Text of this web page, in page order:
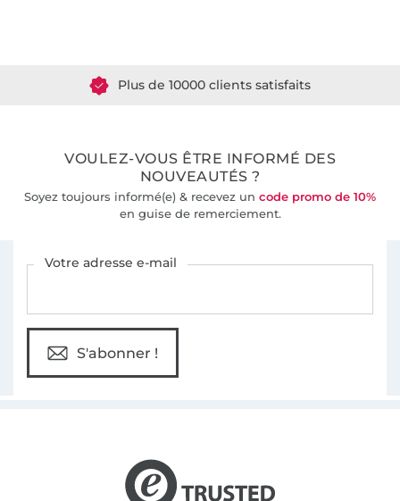
36 ans d'expérience
VOULEZ-VOUS ÊTRE INFORMÉ DES
NOUVEAUTÉS ?
Soyez toujours informé(e) & recevez un code promo de 10%
en guise de remerciement.
Votre adresse e-mail
S'abonner !